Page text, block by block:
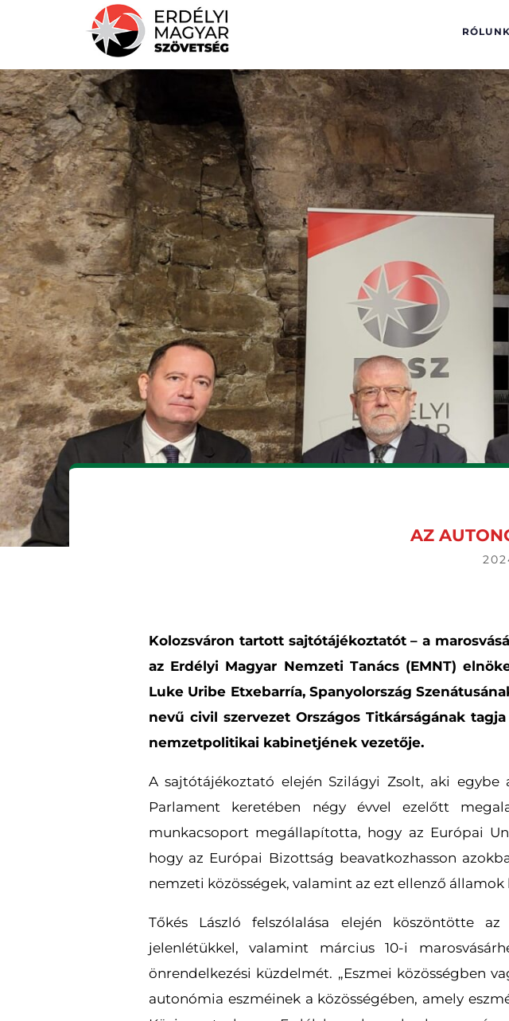
RÓLUNK
AZ
Kolozsváron tartott sajtótájékoztatót – a
az Erdélyi Magyar Nemzeti Tanács (EMNT)
Luke Uribe Etxebarría, Spanyolország
nevű civil szervezet Országos Titkárságának
nemzetpolitikai kabinetjének vezetője.
A sajtótájékoztató elején Szilágyi Zsolt, aki
Parlament keretében négy évvel ezelőtt
munkacsoport megállapította, hogy az Európai
hogy az Európai Bizottság beavatkozhasson
nemzeti közösségek, valamint az ezt ellenző
Tőkés László felszólalása elején köszöntötte
jelenlétükkel, valamint március 10-i
önrendelkezési küzdelmét. „Eszmei közösségben
autonómia eszméinek a közösségében, amely